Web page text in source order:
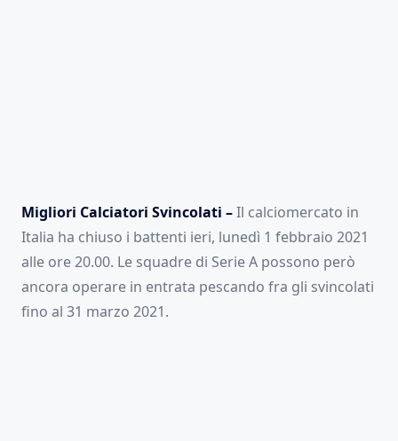
Migliori Calciatori Svincolati –Il calciomercato in
Italia ha chiuso i battenti ieri, lunedì 1 febbraio 2021
alle ore 20.00. Le squadre di Serie A possono però
ancora operare in entrata pescando fra gli svincolati
fino al 31 marzo 2021.